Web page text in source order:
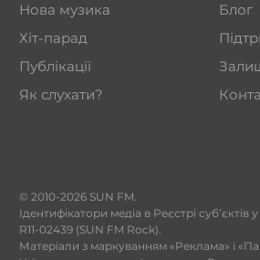
Нова музика
Хіт-парад
Публікації
Як слухати?
Блог
​© 2010-2026 SUN FM.
Ідентифікатори медіа в Реєстрі суб’єктів
R11-02439 (SUN FM Rock).
Матеріали з маркуванням «Реклама» і